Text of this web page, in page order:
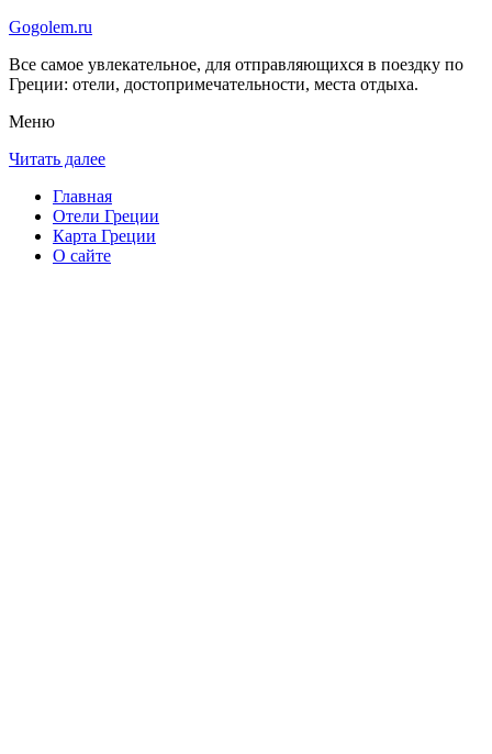
Gogolem.ru
Все самое увлекательное, для отправляющихся в поездку по
Греции: отели, достопримечательности, места отдыха.
Меню
Читать далее
Главная
Отели Греции
Карта Греции
О сайте